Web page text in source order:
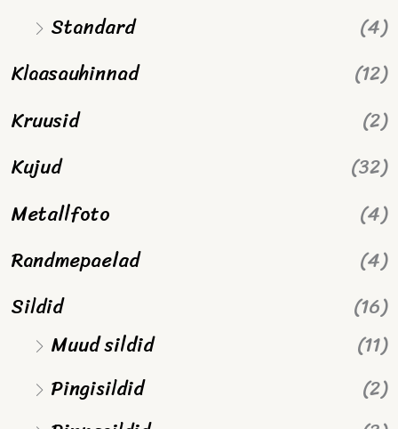
Standard
(4)
Klaasauhinnad
(12)
Kruusid
(2)
Kujud
(32)
Metallfoto
(4)
Randmepaelad
(4)
Sildid
(16)
Muud sildid
(11)
Pingisildid
(2)